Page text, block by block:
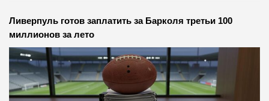
Ливерпуль готов заплатить за Барколя третьи 100
миллионов за лето